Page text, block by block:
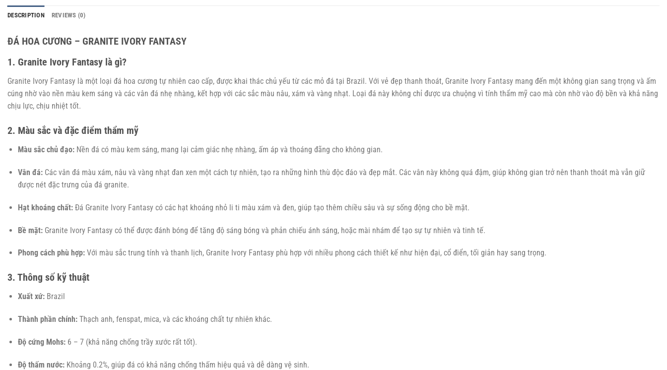
DESCRIPTION REVIEWS (0)
ĐÁ HOA CƯƠNG – GRANITE IVORY FANTASY
1. Granite Ivory Fantasy là gì?
Granite Ivory Fantasy là một loại đá hoa cương tự nhiên cao cấp, được khai thác chủ yếu từ các mỏ đá tại Brazil. Với vẻ đẹp thanh thoát, Granite Ivory Fantasy mang đến một không gian sang trọng và ấm
cúng nhờ vào nền màu kem sáng và các vân đá nhẹ nhàng, kết hợp với các sắc màu nâu, xám và vàng nhạt. Loại đá này không chỉ được ưa chuộng vì tính thẩm mỹ cao mà còn nhờ vào độ bền và khả năng
chịu lực, chịu nhiệt tốt.
2. Màu sắc và đặc điểm thẩm mỹ
Màu sắc chủ đạo:Nền đá có màu kem sáng, mang lại cảm giác nhẹ nhàng, ấm áp và thoáng đãng cho không gian.
Vân đá:Các vân đá màu xám, nâu và vàng nhạt đan xen một cách tự nhiên, tạo ra những hình thù độc đáo và đẹp mắt. Các vân này không quá đậm, giúp không gian trở nên thanh thoát mà vẫn giữ
được nét đặc trưng của đá granite.
Hạt khoáng chất:Đá Granite Ivory Fantasy có các hạt khoáng nhỏ li ti màu xám và đen, giúp tạo thêm chiều sâu và sự sống động cho bề mặt.
Bề mặt:Granite Ivory Fantasy có thể được đánh bóng để tăng độ sáng bóng và phản chiếu ánh sáng, hoặc mài nhám để tạo sự tự nhiên và tinh tế.
Phong cách phù hợp:Với màu sắc trung tính và thanh lịch, Granite Ivory Fantasy phù hợp với nhiều phong cách thiết kế như hiện đại, cổ điển, tối giản hay sang trọng.
3. Thông số kỹ thuật
Xuất xứ:Brazil
Thành phần chính:Thạch anh, fenspat, mica, và các khoáng chất tự nhiên khác.
Độ cứng Mohs:6 – 7 (khả năng chống trầy xước rất tốt).
Độ thấm nước:Khoảng 0.2%, giúp đá có khả năng chống thấm hiệu quả và dễ dàng vệ sinh.